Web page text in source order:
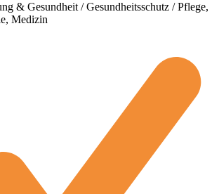
& Gesundheit / Gesundheitsschutz / Pflege,
Medizin